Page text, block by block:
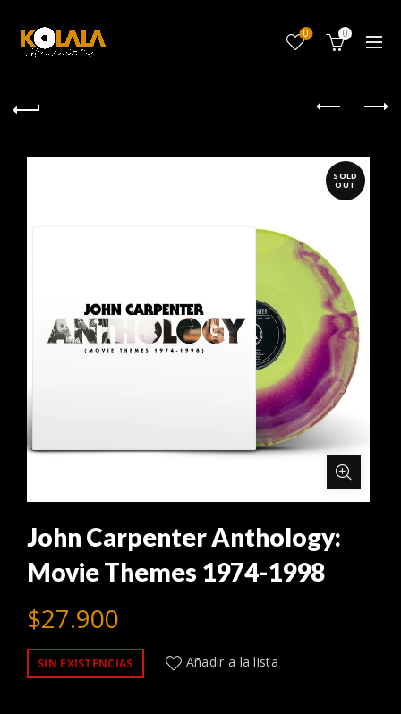
0 0
SOLD
OUT
John Carpenter Anthology:
Movie Themes 1974-1998
$27.900
SIN EXISTENCIAS Añadir a la lista